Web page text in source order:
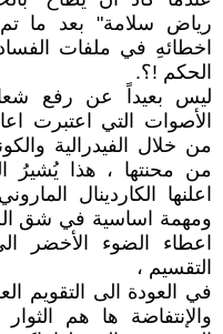
رياض سلامة" بعد ما
اخطائهِ في ملفات
الحكم !؟.
ليس بعيداً عن رفع
الأصوات التي اعتبرت
من خلال الفيدرالية
من محنتها ، هذا يُشيرُ
اعلنها الكاردينال
ومهمة اساسية في شق
اعطاء الضوء الأخضر
التقسيم ،
في العودة الى التقويم
والإنتفاضة ها هم